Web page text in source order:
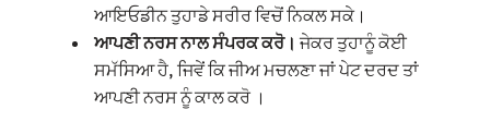
ਆਇਓਡੀਨ ਤੁਹਾਡੇ ਸਰੀਰ ਵਿਚੋਂ ਨਿਕਲ ਸਕੇ।
ਆਪਣੀ ਨਰਸ ਨਾਲ ਸੰਪਰਕ ਕਰੋ। ਜੇਕਰ ਤੁਹਾਨੂੰ ਕੋਈ
ਸਮੱਸਿਆ ਹੈ, ਜਿਵੇਂ ਕਿ ਜੀਅ ਮਚਲਣਾ ਜਾਂ ਪੇਟ ਦਰਦ ਤਾਂ
ਆਪਣੀ ਨਰਸ ਨੂੰ ਕਾਲ ਕਰੋ ।